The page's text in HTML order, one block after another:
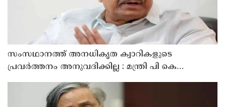
സംസഥാനത്ത് അനധികൃത ക്വാറികളുടെ
പ്രവർത്തനം അനുവദിക്കില്ല : മന്ത്രി പി കെ